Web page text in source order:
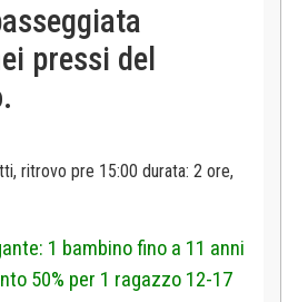
pressi del
ritrovo pre 15:00 durata: 2 ore,
1 bambino fino a 11 anni
50% per 1 ragazzo 12-17